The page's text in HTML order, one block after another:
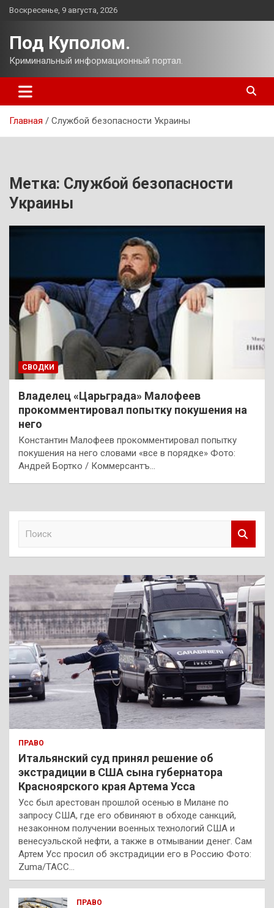
Перейти
Воскресенье, 9 августа, 2026
Под Куполом.
Криминальный информационный портал.
Главная Службой безопасности Украины
Метка: Службой безопасности
Украины
СВОДКИ
Владелец «Царьграда» Малофеев
прокомментировал попытку покушения на
него
Константин Малофеев прокомментировал попытку
покушения на него словами «все в порядке» Фото:
Андрей Бортко / Коммерсантъ…
к
ПРАВО
Итальянский суд принял решение об
экстрадиции в США сына губернатора
Красноярского края Артема Усса
Усс был арестован прошлой осенью в Милане по
запросу США, где его обвиняют в обходе санкций,
незаконном получении военных технологий США и
венесуэльской нефти, а также в отмывании денег. Сам
Артем Усс просил об экстрадиции его в Россию Фото:
Zuma/ТАСС…
ПРАВО